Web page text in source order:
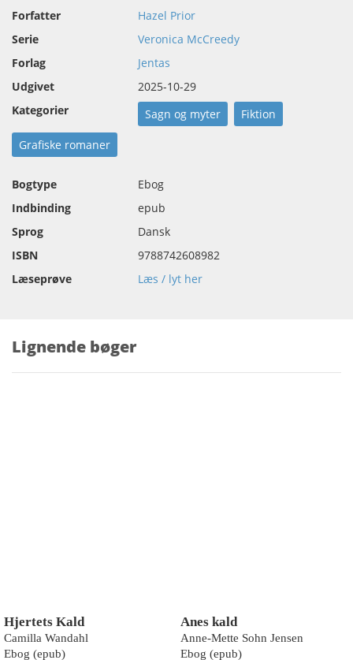
Forfatter
Hazel Prior
Serie
Veronica McCreedy
Forlag
Jentas
Udgivet
2025-10-29
Kategorier
Sagn og myter Fiktion
Grafiske romaner
Bogtype
Ebog
Indbinding
epub
Sprog
Dansk
ISBN
9788742608982
Læseprøve
Læs / lyt her
Lignende bøger
Hjertets Kald
Camilla Wandahl
Ebog (epub)
Anes kald
Anne-Mette Sohn Jensen
Ebog (epub)